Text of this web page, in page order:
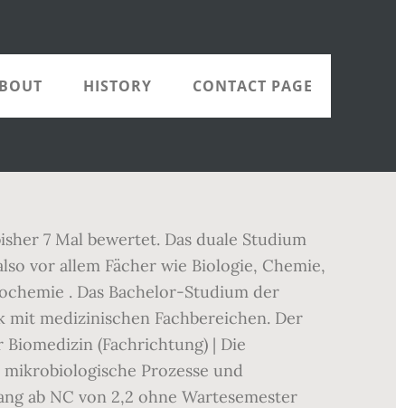
HISTORY CONTACT PAGE
7 Mal bewertet. Das duale Studium
vor allem Fächer wie Biologie, Chemie,
. Das Bachelor-Studium der
medizinischen Fachbereichen. Der
(Fachrichtung) | Die
Prozesse und
ab NC von 2,2 ohne Wartesemester